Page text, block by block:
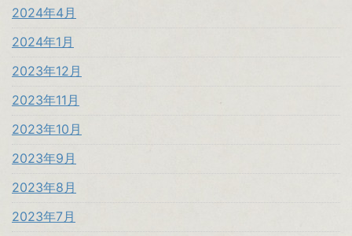
2024年4月
2024年1月
2023年12月
2023年11月
2023年10月
2023年9月
2023年8月
2023年7月